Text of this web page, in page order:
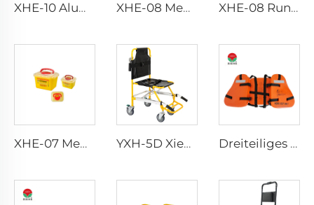
XHE-10 Aluminium-Krücken XHE-08 Medizinischer Stichfesten Scharfen Behälter XHE-08 Runder Medizinischer Scharfenbehälter
XHE-07 Medizinische Versorgungsartikel Plastik-Scharfenbehälter YXH-5D Xiehe Treppensteigrollstuhl Elektrischer Treppenstuhl Dreiteiliges Arbeitsleben Weste für Erwachsene